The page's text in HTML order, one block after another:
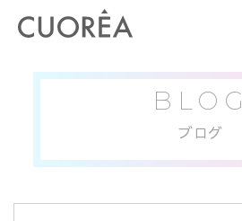
BLOG
ブログ